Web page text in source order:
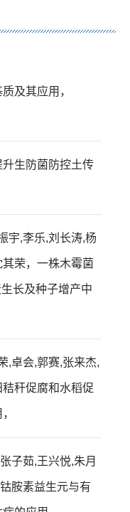
及其应用，
升生防菌防控土传
宇,李乐,刘长涛,杨
荣，一株木霉菌
长及种子增产中
,卓会,郭赛,张来杰,
秆促腐和水稻促
子茹,王兴悦,朱月
胺素益生元与有